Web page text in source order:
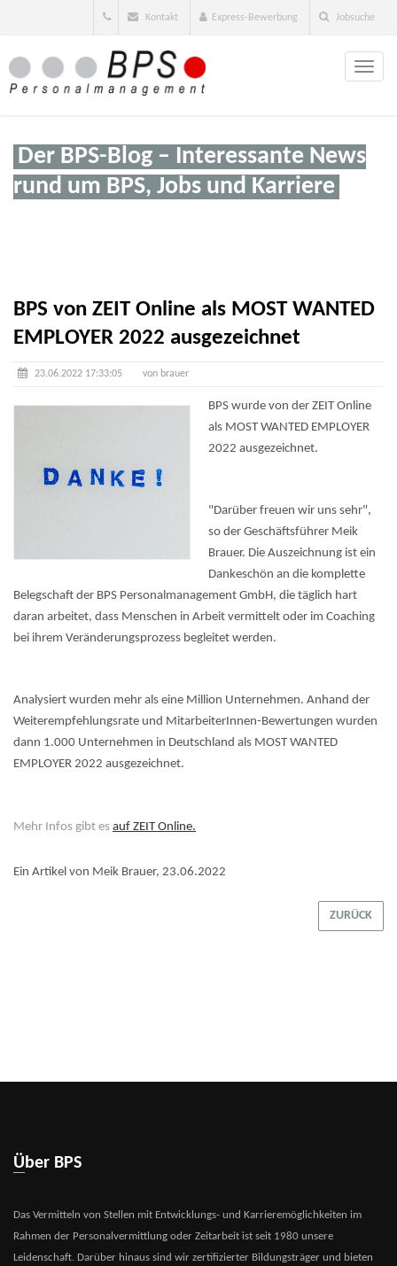
Kontakt Express-Bewerbung Jobsuche
Toggle
Der BPS-Blog – Interessante News
rund um BPS, Jobs und Karriere
BPS von ZEIT Online als MOST WANTED
EMPLOYER 2022 ausgezeichnet
23.06.2022 17:33:05 von brauer
BPS wurde von der ZEIT Online
als MOST WANTED EMPLOYER
2022 ausgezeichnet.
"Darüber freuen wir uns sehr",
so der Geschäftsführer Meik
Brauer. Die Auszeichnung ist ein
Dankeschön an die komplette
Belegschaft der BPS Personalmanagement GmbH, die täglich hart
daran arbeitet, dass Menschen in Arbeit vermittelt oder im Coaching
bei ihrem Veränderungsprozess begleitet werden.
Analysiert wurden mehr als eine Million Unternehmen. Anhand der
Weiterempfehlungsrate und MitarbeiterInnen-Bewertungen wurden
dann 1.000 Unternehmen in Deutschland als MOST WANTED
EMPLOYER 2022 ausgezeichnet.
Mehr Infos gibt es auf ZEIT Online.
Ein Artikel von Meik Brauer, 23.06.2022
ZURÜCK
Über BPS
Das Vermitteln von Stellen mit Entwicklungs- und Karrieremöglichkeiten im
Rahmen der Personalvermittlung oder Zeitarbeit ist seit 1980 unsere
Leidenschaft. Darüber hinaus sind wir zertifizierter Bildungsträger und bieten